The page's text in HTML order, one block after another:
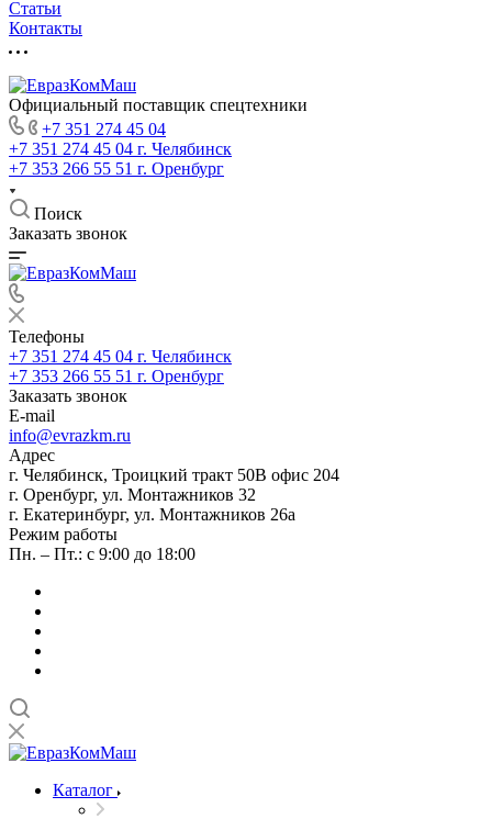
Статьи
Контакты
Официальный поставщик спецтехники
+7 351 274 45 04
+7 351 274 45 04 г. Челябинск
+7 353 266 55 51 г. Оренбург
Поиск
Заказать звонок
Телефоны
+7 351 274 45 04 г. Челябинск
+7 353 266 55 51 г. Оренбург
Заказать звонок
E-mail
info@evrazkm.ru
Адрес
г. Челябинск, Троицкий тракт 50В офис 204
г. Оренбург, ул. Монтажников 32
г. Екатеринбург, ул. Монтажников 26а
Режим работы
Пн. – Пт.: с 9:00 до 18:00
Каталог